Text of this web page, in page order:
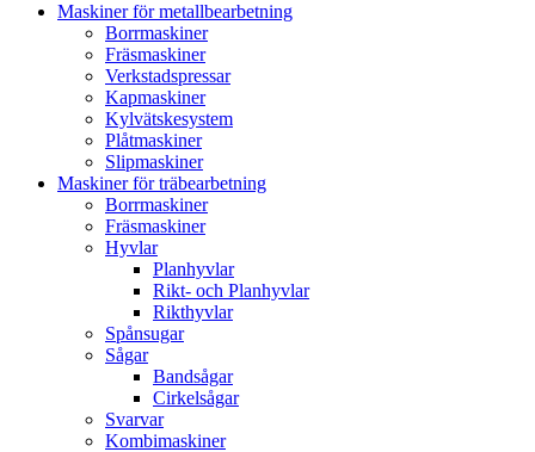
Maskiner för metallbearbetning
Borrmaskiner
Fräsmaskiner
Verkstadspressar
Kapmaskiner
Kylvätskesystem
Plåtmaskiner
Slipmaskiner
Maskiner för träbearbetning
Borrmaskiner
Fräsmaskiner
Hyvlar
Planhyvlar
Rikt- och Planhyvlar
Rikthyvlar
Spånsugar
Sågar
Bandsågar
Cirkelsågar
Svarvar
Kombimaskiner